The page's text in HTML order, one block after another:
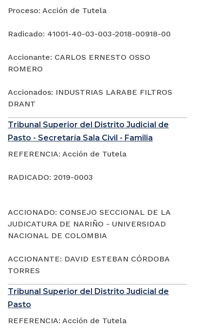
Proceso: Acción de Tutela
Radicado: 41001-40-03-003-2018-00918-00
Accionante: CARLOS ERNESTO OSSO
ROMERO
Accionados: INDUSTRIAS LARABE FILTROS
DRANT
Tribunal Superior del Distrito Judicial de
Pasto - Secretaría Sala Civil - Familia
REFERENCIA: Acción de Tutela
RADICADO: 2019-0003
ACCIONADO: CONSEJO SECCIONAL DE LA
JUDICATURA DE NARIÑO - UNIVERSIDAD
NACIONAL DE COLOMBIA
ACCIONANTE: DAVID ESTEBAN CÓRDOBA
TORRES
Tribunal Superior del Distrito Judicial de
Pasto
REFERENCIA: Acción de Tutela